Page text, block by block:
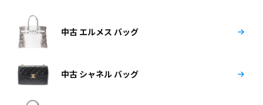
中古 エルメス バッグ
中古 シャネル バッグ